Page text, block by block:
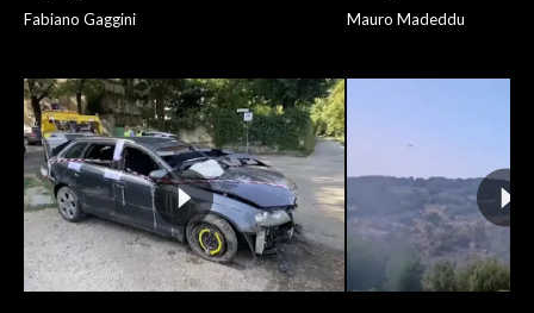
Fabiano Gaggini Mauro Madeddu